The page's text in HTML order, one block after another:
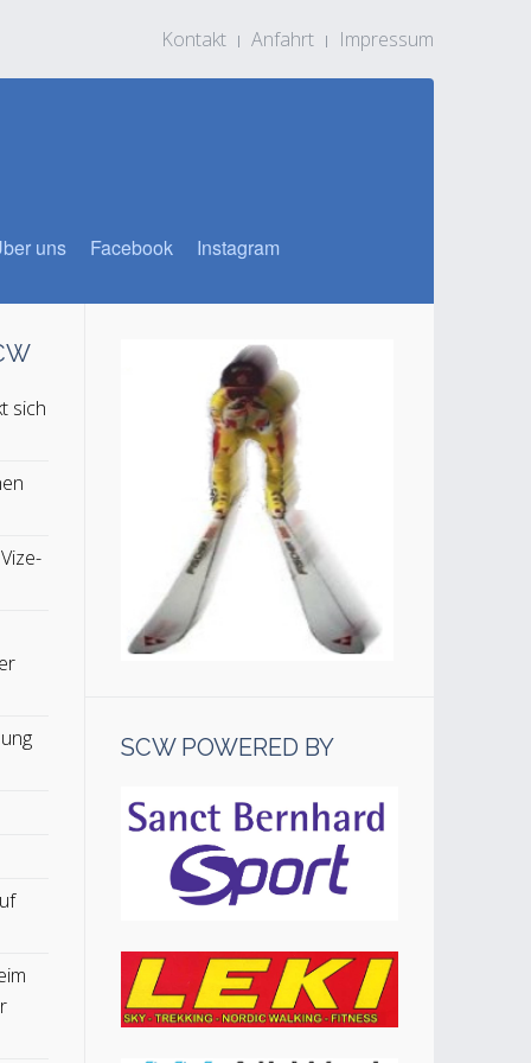
Kontakt Anfahrt Impressum
uns Facebook Instagram
sich
SCW POWERED BY